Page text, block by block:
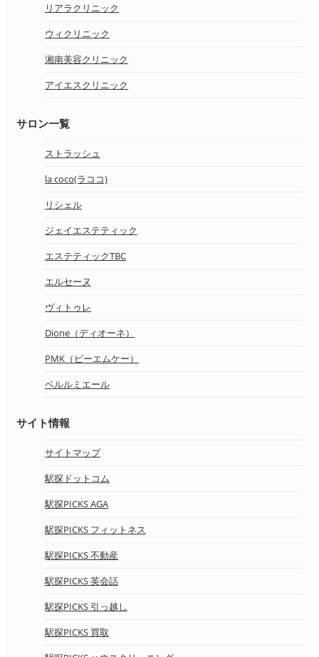
リアラクリニック
ウィクリニック
湘南美容クリニック
アイエスクリニック
サロン一覧
ストラッシュ
la coco(ラココ)
リシェル
ジェイエステティック
エステティックTBC
エルセーヌ
ヴィトゥレ
Dione（ディオーネ）
PMK（ピーエムケー）
ベルルミエール
サイト情報
サイトマップ
駅探ドットコム
駅探PICKS AGA
駅探PICKS フィットネス
駅探PICKS 不動産
駅探PICKS 英会話
駅探PICKS 引っ越し
駅探PICKS 買取